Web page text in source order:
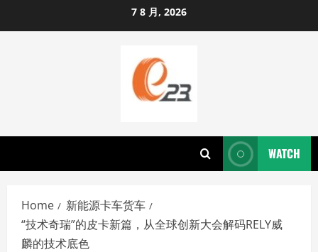
to
7 8 月, 2026
WATCH
Home
新能源卡车货车
“技术奇瑞”的皮卡新篇，从全球创新大会解码RELY威
麟的技术底色